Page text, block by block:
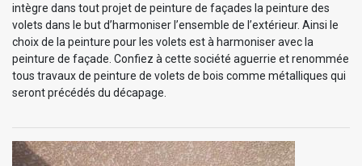
intègre dans tout projet de peinture de façades la peinture des
volets dans le but d’harmoniser l’ensemble de l’extérieur. Ainsi le
choix de la peinture pour les volets est à harmoniser avec la
peinture de façade. Confiez à cette société aguerrie et renommée
tous travaux de peinture de volets de bois comme métalliques qui
seront précédés du décapage.